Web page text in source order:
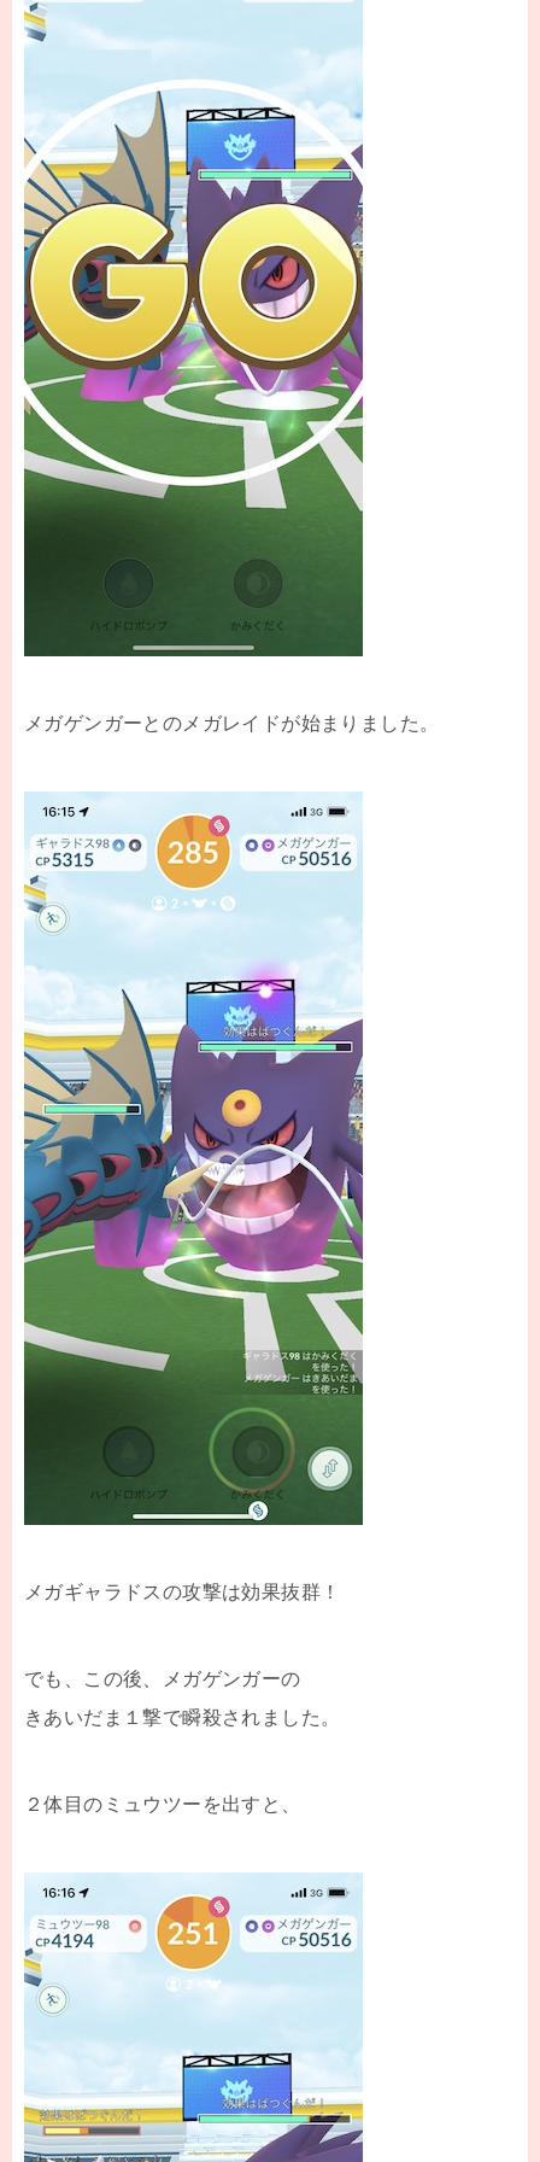
メガゲンガーとのメガレイドが始まりました。
メガギャラドスの攻撃は効果抜群！
でも、この後、メガゲンガーの
きあいだま１撃で瞬殺されました。
２体目のミュウツーを出すと、